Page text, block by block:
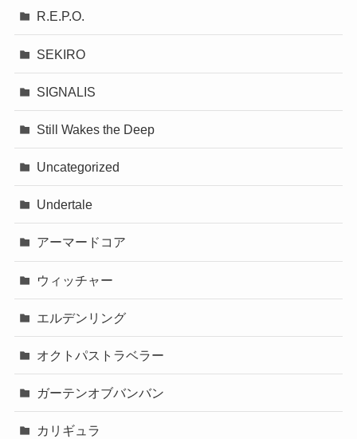
R.E.P.O.
SEKIRO
SIGNALIS
Still Wakes the Deep
Uncategorized
Undertale
アーマードコア
ウィッチャー
エルデンリング
オクトパストラベラー
ガーテンオブバンバン
カリギュラ